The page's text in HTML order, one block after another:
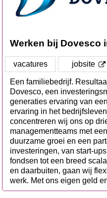
Werken bij Dovesco
vacatures jobsite
Een familiebedrijf.
Dovesco, een
generaties ervaring van
ervaring in het
concentreren wij ons op
managementteams met
duurzame groei en een
investeringen, van start-
fondsen tot een breed
en daarbuiten, gaan wij
werk. Met ons eigen geld